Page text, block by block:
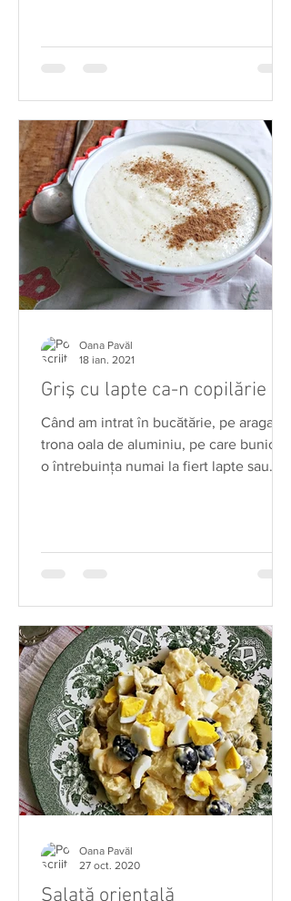
Griş cu lapte ca-n copilărie
Când am intrat în bucătărie, pe aragaz
trona oala de aluminiu, pe care bunica
o întrebuinţa numai la fiert lapte sau…
Oana Pavăl
18 ian. 2021
Salată orientală
Oana Pavăl
27 oct. 2020